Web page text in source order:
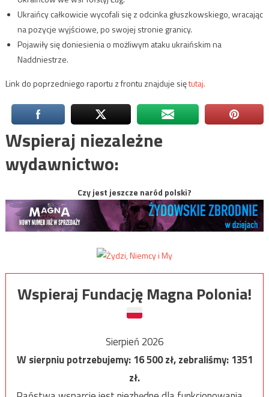
Ukraińcy całkowicie wycofali się z odcinka głuszkowskiego, wracając
na pozycje wyjściowe, po swojej stronie granicy.
Pojawiły się doniesienia o możliwym ataku ukraińskim na
Naddniestrze.
Link do poprzedniego raportu z frontu znajduje siętutaj.
Wspieraj niezależne
wydawnictwo:
Czy jest jeszcze naród polski?
Wspieraj Fundację Magna Polonia!
Sierpień 2026
W sierpniu potrzebujemy:16 500zł, zebraliśmy:1351
zł.